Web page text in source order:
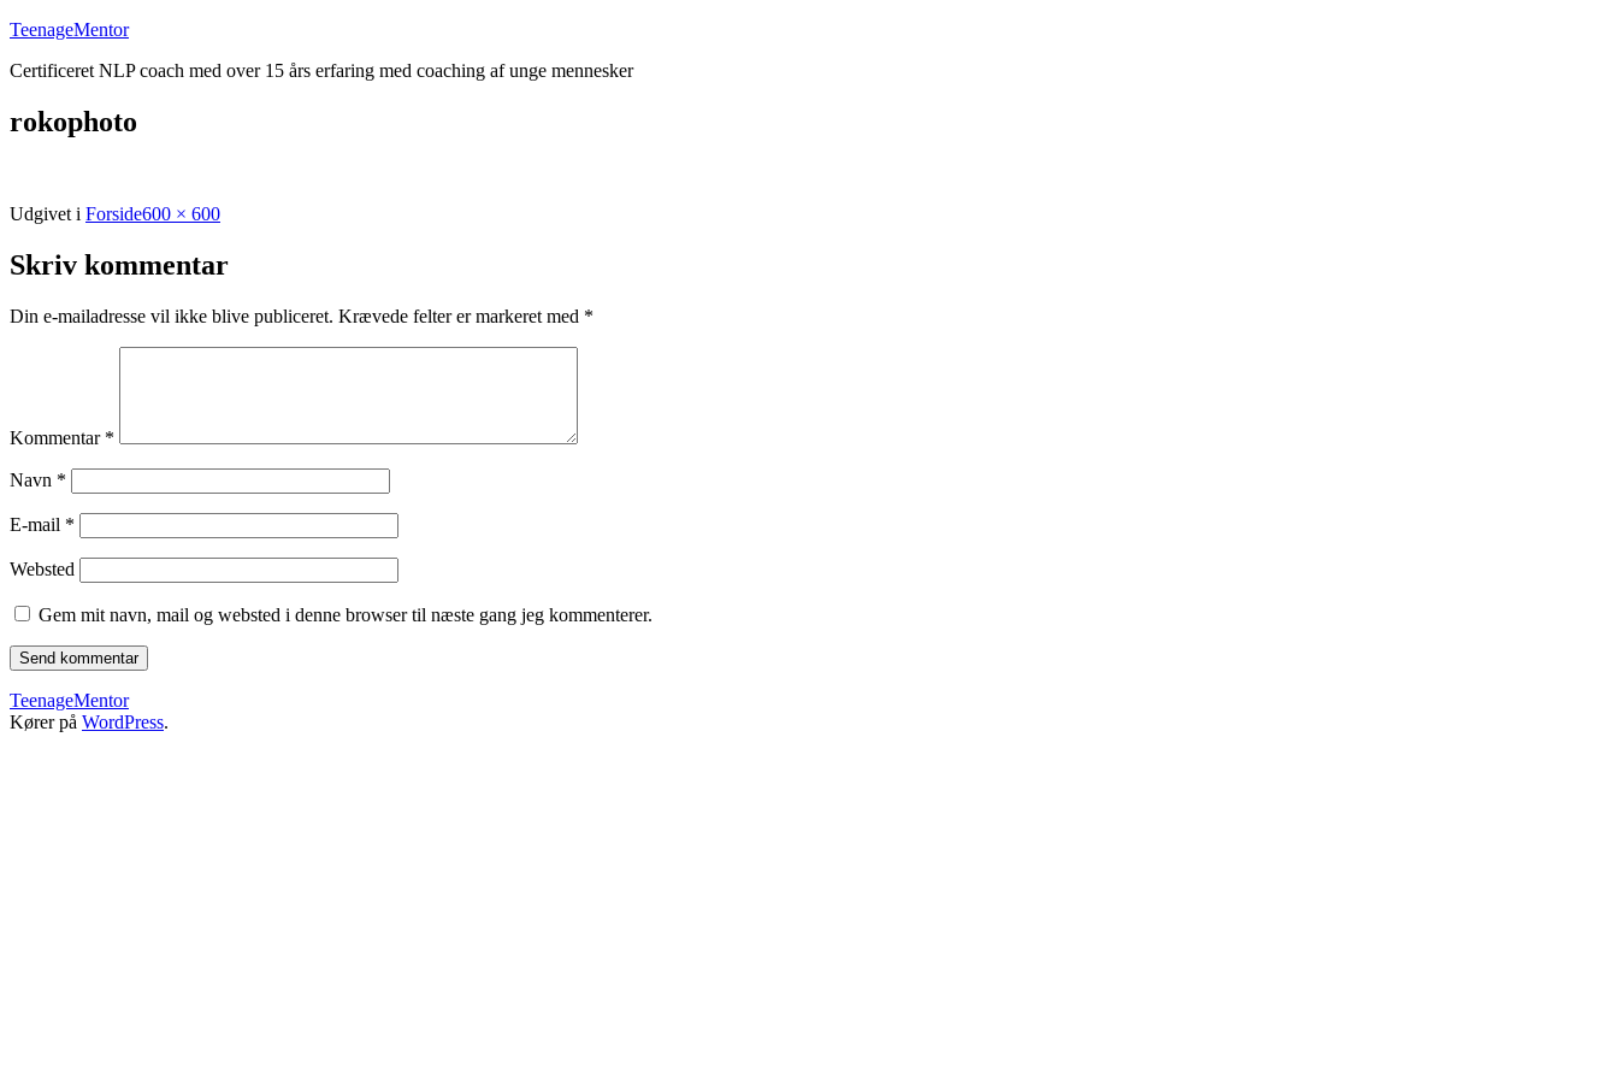
Fortsæt
indhold
TeenageMentor
Certificeret NLP coach med over 15 års erfaring med coaching af unge mennesker
rokophoto
Udgivet i ForsideFuld
600 × 600
Skriv kommentar
Din e-mailadresse vil ikke blive publiceret. Krævede felter er markeret med *
Kommentar *
Navn *
E-mail *
Websted
Gem mit navn, mail og websted i denne browser til næste gang jeg kommenterer.
TeenageMentor
Kører på WordPress.